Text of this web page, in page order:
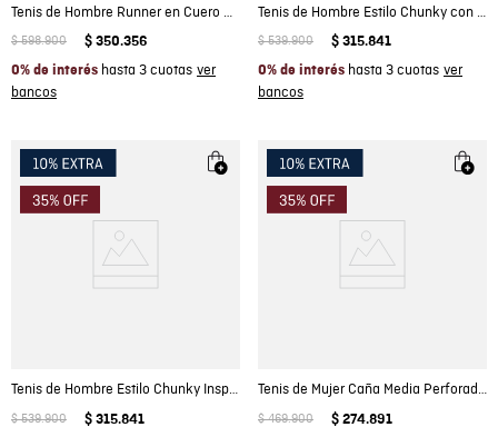
Tenis de Hombre Runner en Cuero Gamuzado Repelente al Agua
$ 598.900 $ 350.356
0% de interés hasta 3 cuotas
Tenis de Hombre Estilo Chunky con Talonera en Rubber en Cuero Anilina
$ 539.900 $ 315.841
0% de interés hasta 3 cuotas
Tenis de Hombre Estilo Chunky Inspiración Noventera en Cuero Anilina y Gamuza
$ 539.900 $ 315.841
Tenis de Mujer Caña Media Perforados Suela Bicolor Butter en Cuero Plena Flor
$ 469.900 $ 274.891